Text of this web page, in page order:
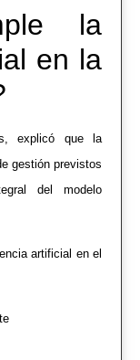
la
en la
explicó que la
gestión previstos
del modelo
artificial en el